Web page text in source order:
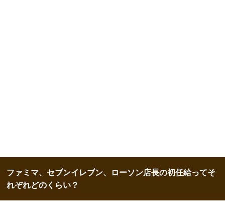
ファミマ、セブンイレブン、ローソン店長の初任給ってそ
れぞれどのくらい？